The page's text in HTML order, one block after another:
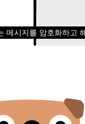
메시지를 암호화하고